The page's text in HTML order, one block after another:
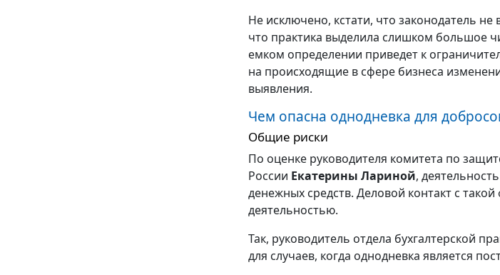
Не исключено, кстати, что законодатель
что практика выделила слишком большое
емком определении приведет к
на происходящие в сфере бизнеса
выявления.
Чем опасна однодневка для
Общие риски
По оценке руководителя комитета по
России Екатерины Лариной,
денежных средств. Деловой контакт с
деятельностью.
Так, руководитель отдела бухгалтерской
для случаев, когда однодневка является